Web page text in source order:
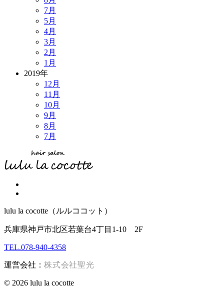
7月
5月
4月
3月
2月
1月
2019年
12月
11月
10月
9月
8月
7月
lulu la cocotte（ルルココット）
兵庫県神戸市北区若葉台4丁目1-10 2F
TEL.078-940-4358
運営会社： 株式会社聖光
© 2026 lulu la cocotte